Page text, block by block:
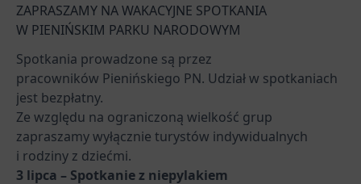
ZAPRASZAMY NA WAKACYJNE SPOTKANIA
W PIENIŃSKIM PARKU NARODOWYM
Spotkania prowadzone są przez
pracowników Pienińskiego PN. Udział w spotkaniach
jest bezpłatny.
Ze względu na ograniczoną wielkość grup
zapraszamy wyłącznie turystów indywidualnych
i rodziny z dziećmi.
3 lipca – Spotkanie z niepylakiem